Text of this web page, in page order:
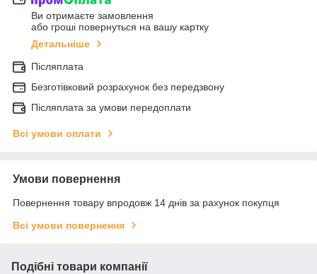
Ви отримаєте замовлення
або гроші повернуться на вашу картку
Детальніше
Післяплата
Безготівковий розрахунок без передзвону
Післяплата за умови передоплати
Всі умови оплати
Умови повернення
Повернення товару впродовж 14 днів за рахунок покупця
Всі умови повернення
Подібні товари компанії